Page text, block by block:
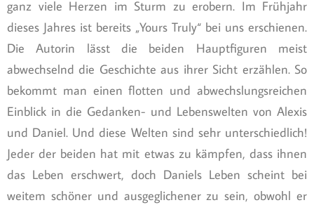
ganz viele Herzen im Sturm zu erobern. Im Frühjahr
dieses Jahres ist bereits „Yours Truly“ bei uns erschienen.
Die Autorin lässt die beiden Hauptfiguren meist
abwechselnd die Geschichte aus ihrer Sicht erzählen. So
bekommt man einen flotten und abwechslungsreichen
Einblick in die Gedanken- und Lebenswelten von Alexis
und Daniel. Und diese Welten sind sehr unterschiedlich!
Jeder der beiden hat mit etwas zu kämpfen, dass ihnen
das Leben erschwert, doch Daniels Leben scheint bei
weitem schöner und ausgeglichener zu sein, obwohl er